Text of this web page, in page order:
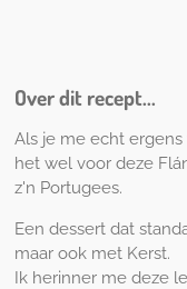
Over dit recept...
Als je me echt
het wel voor deze
z'n Portugees.
Een dessert dat
maar ook met Kerst.
Ik herinner me deze